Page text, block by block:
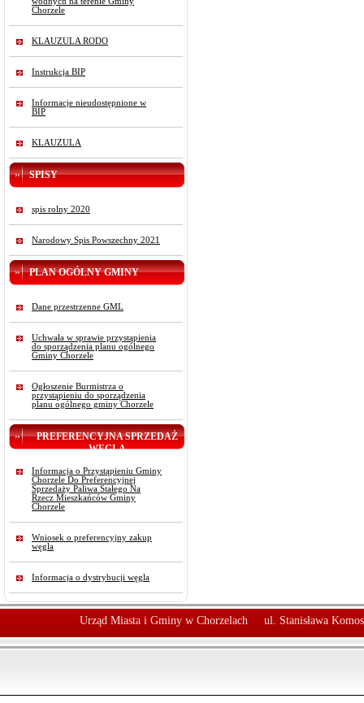
Chorzele
KLAUZULA RODO
Instrukcja BIP
Informacje nieudostępnione w
BIP
KLAUZULA
SPISY
spis rolny 2020
Narodowy Spis Powszechny 2021
PLAN OGÓLNY GMINY
Dane przestrzenne GML
Uchwała w sprawie przystąpienia
do sporządzenia planu ogólnego
Gminy Chorzele
Ogłoszenie Burmistrza o
przystąpieniu do sporządzenia
planu ogólnego gminy Chorzele
PREFERENCYJNA SPRZEDAŻ
WĘGLA
Informacja o Przystąpieniu Gminy
Chorzele Do Preferencyjnej
Sprzedaży Paliwa Stałego Na
Rzecz Mieszkańców Gminy
Chorzele
Wniosek o preferencyjny zakup
węgla
Informacja o dystrybucji węgla
Urząd Miasta i Gminy w Chorzelach ul. Stanisława